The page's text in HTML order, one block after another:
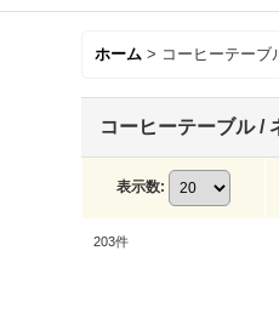
ホーム > コーヒーテー
コーヒーテーブル /
表示数:
203件